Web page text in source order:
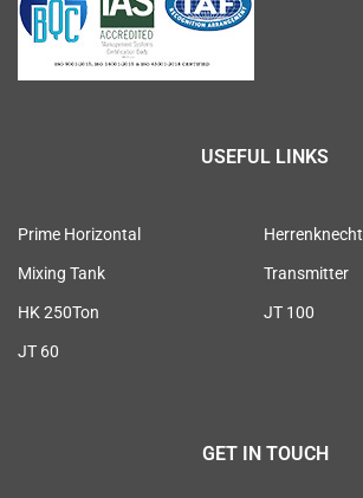
USEFUL LINKS
Prime Horizontal Herrenknecht
Mixing Tank Transmitter
HK 250Ton JT 100
JT 60
GET IN TOUCH